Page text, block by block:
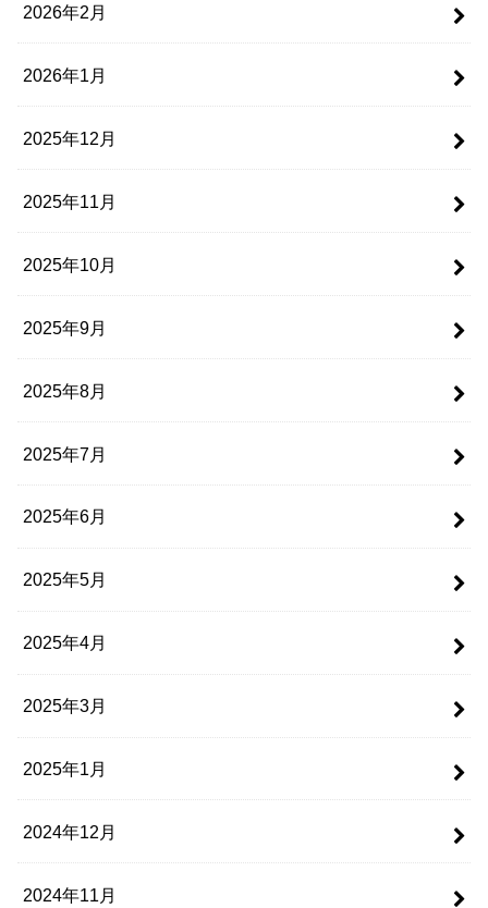
2026年2月
2026年1月
2025年12月
2025年11月
2025年10月
2025年9月
2025年8月
2025年7月
2025年6月
2025年5月
2025年4月
2025年3月
2025年1月
2024年12月
2024年11月